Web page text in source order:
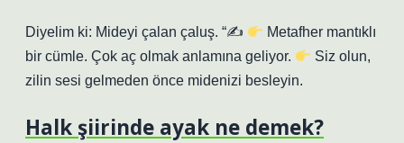
Diyelim ki: Mideyi çalan çaluş. “✍
Metafher mantıklı
bir cümle. Çok aç olmak anlamına geliyor.
Siz olun,
zilin sesi gelmeden önce midenizi besleyin.
Halk şiirinde ayak ne demek?